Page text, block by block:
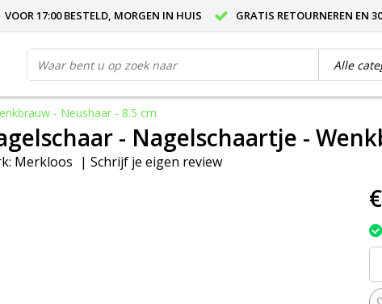
VOOR 17:00 BESTELD, MORGEN IN HUIS GRATIS RETOURNEREN EN
- Neushaar - 8.5 cm
- Nagelschaartje -
Merkloos | Schrijf je eigen review